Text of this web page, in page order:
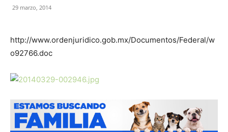
29 marzo, 2014
http://www.ordenjuridico.gob.mx/Documentos/Federal/w
o92766.doc